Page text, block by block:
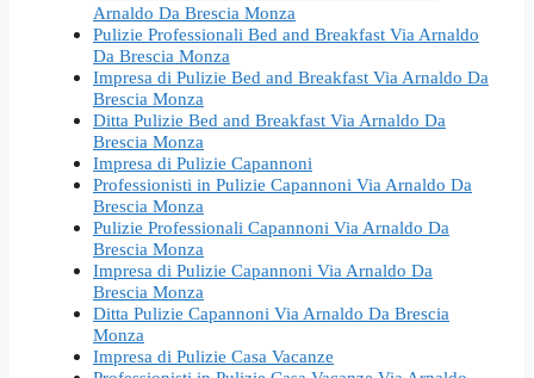
Arnaldo Da Brescia Monza
Pulizie Professionali Bed and Breakfast Via Arnaldo
Da Brescia Monza
Impresa di Pulizie Bed and Breakfast Via Arnaldo Da
Brescia Monza
Ditta Pulizie Bed and Breakfast Via Arnaldo Da
Brescia Monza
Impresa di Pulizie Capannoni
Professionisti in Pulizie Capannoni Via Arnaldo Da
Brescia Monza
Pulizie Professionali Capannoni Via Arnaldo Da
Brescia Monza
Impresa di Pulizie Capannoni Via Arnaldo Da
Brescia Monza
Ditta Pulizie Capannoni Via Arnaldo Da Brescia
Monza
Impresa di Pulizie Casa Vacanze